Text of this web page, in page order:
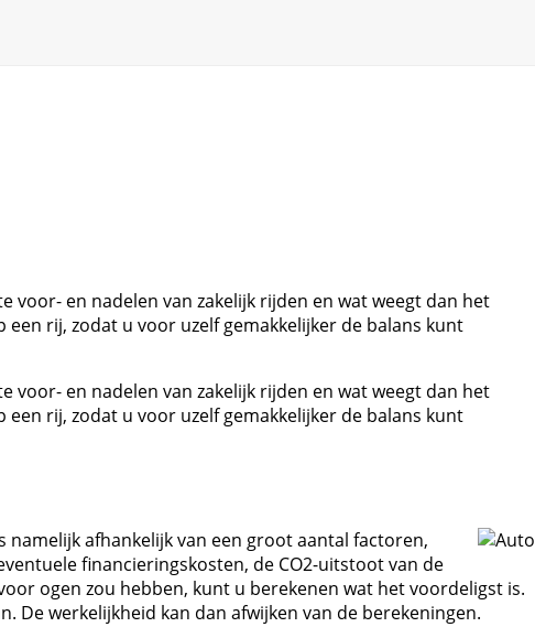
voor- en nadelen van zakelijk rijden en wat weegt dan het
rij, zodat u voor uzelf gemakkelijker de balans kunt
voor- en nadelen van zakelijk rijden en wat weegt dan het
rij, zodat u voor uzelf gemakkelijker de balans kunt
afhankelijk van een groot aantal factoren,
financieringskosten, de CO2-uitstoot van de
ogen zou hebben, kunt u berekenen wat het voordeligst is.
De werkelijkheid kan dan afwijken van de berekeningen.